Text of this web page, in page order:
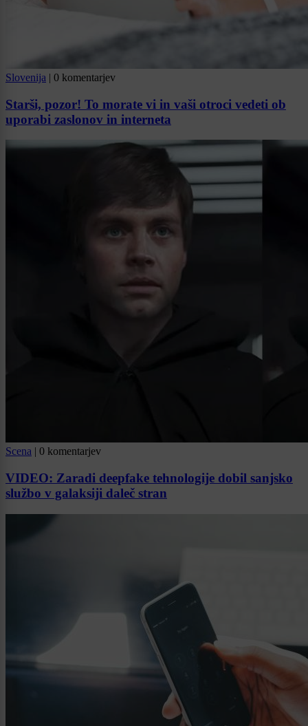
Slovenija | 0 komentarjev
Starši, pozor! To morate vi in vaši otroci vedeti ob
uporabi zaslonov in interneta
Scena | 0 komentarjev
VIDEO: Zaradi deepfake tehnologije dobil sanjsko
službo v galaksiji daleč stran